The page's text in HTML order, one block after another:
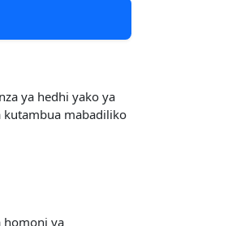
ya hedhi yako ya
kutambua mabadiliko
homoni ya